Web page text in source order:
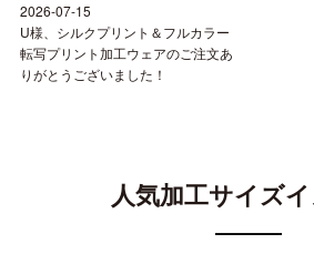
2026-07-15
U様、シルクプリント＆フルカラー
転写プリント加工ウェアのご注文あ
りがとうございました！
人気加工サイズ